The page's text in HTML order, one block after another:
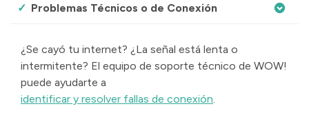
Problemas Técnicos o de Conexión
¿Se cayó tu internet? ¿La señal está lenta o
intermitente? El equipo de soporte técnico de WOW!
puede ayudarte a
identificar y resolver fallas de conexión